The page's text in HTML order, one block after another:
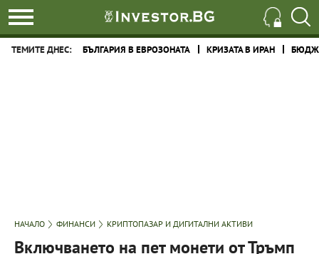
ТЕМИТЕ ДНЕС: БЪЛГАРИЯ В ЕВРОЗОНАТА КРИЗАТА В ИРАН
НАЧАЛО ФИНАНСИ КРИПТОПАЗАР И ДИГИТАЛНИ АКТИВИ
Включването на пет монети от Тръмп